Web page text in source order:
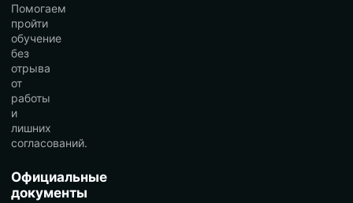
Помогаем
пройти
обучение
без
отрыва
от
работы
и
лишних
согласований.
Официальные
документы